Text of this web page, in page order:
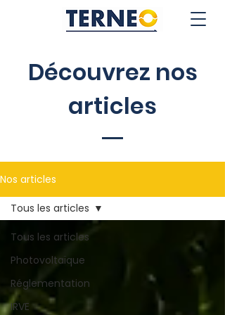
Découvrez nos
articles
Nos articles
Tous les articles
Photovoltaïque
Réglementation
IRVE
Tous les articles